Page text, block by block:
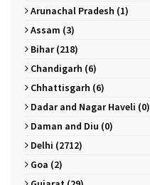
Arunachal Pradesh (1)
Assam (3)
Bihar (218)
Chandigarh (6)
Chhattisgarh (6)
Dadar and Nagar Haveli (0)
Daman and Diu (0)
Delhi (2712)
Goa (2)